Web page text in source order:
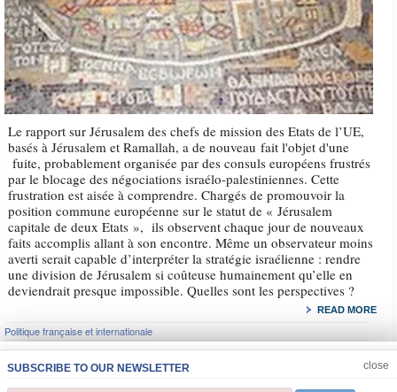
Le rapport sur Jérusalem des chefs de mission des Etats de l’UE,
basés à Jérusalem et Ramallah, a de nouveau fait l'objet d'une
fuite, probablement organisée par des consuls européens frustrés
par le blocage des négociations israélo-palestiniennes. Cette
frustration est aisée à comprendre. Chargés de promouvoir la
position commune européenne sur le statut de « Jérusalem
capitale de deux Etats », ils observent chaque jour de nouveaux
faits accomplis allant à son encontre. Même un observateur moins
averti serait capable d’interpréter la stratégie israélienne : rendre
une division de Jérusalem si coûteuse humainement qu’elle en
deviendrait presque impossible. Quelles sont les perspectives ?
READ MORE
Politique française et internationale
SUBSCRIBE TO OUR NEWSLETTER close
JOIN US CLOSE